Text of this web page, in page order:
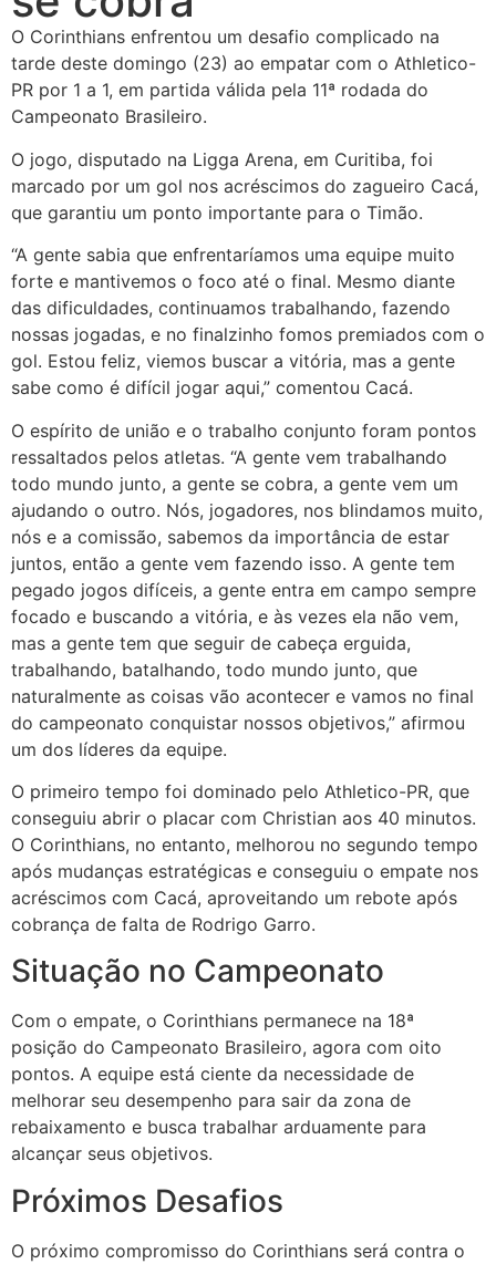
O Corinthians enfrentou um desafio complicado na
tarde deste domingo (23) ao empatar com o Athletico-
PR por 1 a 1, em partida válida pela 11ª rodada do
Campeonato Brasileiro.
O jogo, disputado na Ligga Arena, em Curitiba, foi
marcado por um gol nos acréscimos do zagueiro Cacá,
que garantiu um ponto importante para o Timão.
“A gente sabia que enfrentaríamos uma equipe muito
forte e mantivemos o foco até o final. Mesmo diante
das dificuldades, continuamos trabalhando, fazendo
nossas jogadas, e no finalzinho fomos premiados com o
gol. Estou feliz, viemos buscar a vitória, mas a gente
sabe como é difícil jogar aqui,” comentou Cacá.
O espírito de união e o trabalho conjunto foram pontos
ressaltados pelos atletas. “A gente vem trabalhando
todo mundo junto, a gente se cobra, a gente vem um
ajudando o outro. Nós, jogadores, nos blindamos muito,
nós e a comissão, sabemos da importância de estar
juntos, então a gente vem fazendo isso. A gente tem
pegado jogos difíceis, a gente entra em campo sempre
focado e buscando a vitória, e às vezes ela não vem,
mas a gente tem que seguir de cabeça erguida,
trabalhando, batalhando, todo mundo junto, que
naturalmente as coisas vão acontecer e vamos no final
do campeonato conquistar nossos objetivos,” afirmou
um dos líderes da equipe.
O primeiro tempo foi dominado pelo Athletico-PR, que
conseguiu abrir o placar com Christian aos 40 minutos.
O Corinthians, no entanto, melhorou no segundo tempo
após mudanças estratégicas e conseguiu o empate nos
acréscimos com Cacá, aproveitando um rebote após
cobrança de falta de Rodrigo Garro.
Situação no Campeonato
Com o empate, o Corinthians permanece na 18ª
posição do Campeonato Brasileiro, agora com oito
pontos. A equipe está ciente da necessidade de
melhorar seu desempenho para sair da zona de
rebaixamento e busca trabalhar arduamente para
alcançar seus objetivos.
Próximos Desafios
O próximo compromisso do Corinthians será contra o